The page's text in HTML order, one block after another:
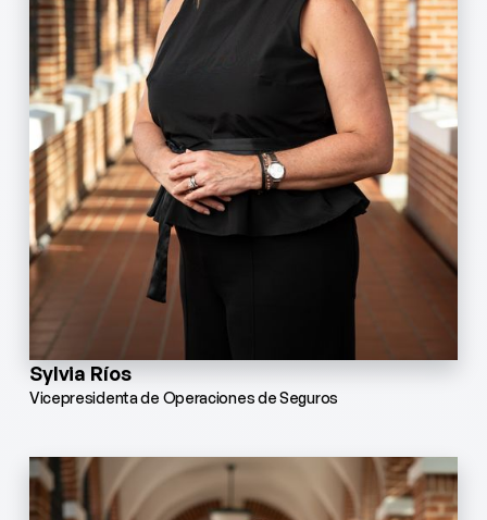
Sylvia Ríos
Vicepresidenta de Operaciones de Seguros